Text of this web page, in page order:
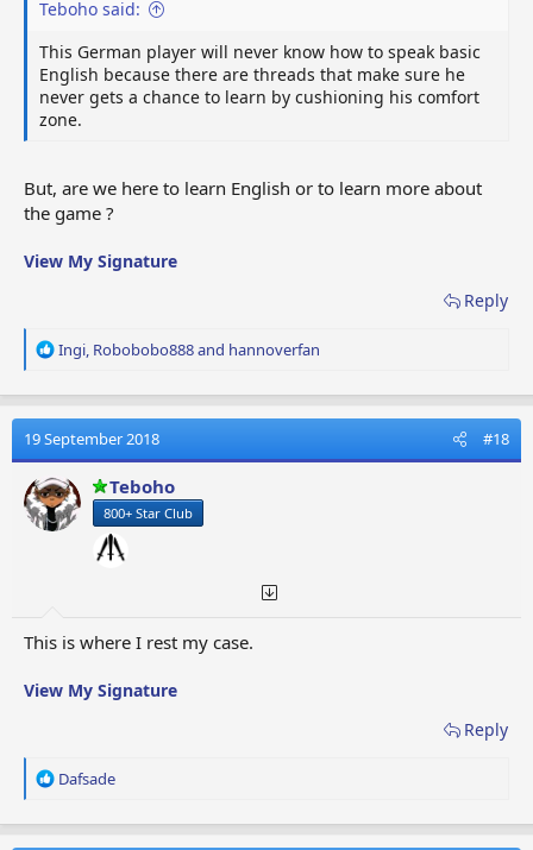
Teboho said:
This German player will never know how to speak basic
English because there are threads that make sure he
never gets a chance to learn by cushioning his comfort
zone.
But, are we here to learn English or to learn more about
the game ?
View My Signature
Reply
R
a
t
i
o
n
s
Ingi, Robobobo888and hannoverfan
19 September 2018 #18
Teboho
800+ Star Club
This is where I rest my case.
View My Signature
Reply
R
a
Dafsade